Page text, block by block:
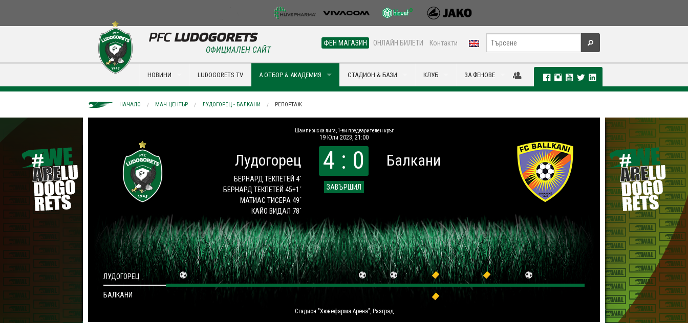
ФЕН МАГАЗИН ОНЛАЙН БИЛЕТИ Контакти
ОФИЦИАЛЕН САЙТ
НОВИНИ LUDOGORETS TV А ОТБОР & АКАДЕМИЯ СТАДИОН & БАЗИ КЛУБ ЗА ФЕНОВЕ
НАЧАЛО МАЧ ЦЕНТЪР ЛУДОГОРЕЦ - БАЛКАНИ РЕПОРТАЖ
Шампионска лига, 1-ви предварителен кръг
19 Юли 2023, 21:00
Лудогорец
БЕРНАРД ТЕКПЕТЕЙ 4´
БЕРНАРД ТЕКПЕТЕЙ 45+1´
МАТИАС ТИСЕРА 49´
КАЙО ВИДАЛ 78´
4 : 0
ЗАВЪРШИЛ
Балкани
Стадион "Хювефарма Арена", Разград
ЛУДОГОРЕЦ
БАЛКАНИ